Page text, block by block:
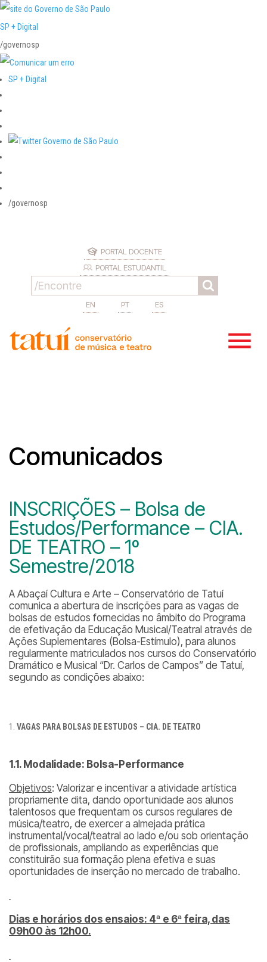
SP + Digital
/governosp
SP + Digital
/governosp
PORTAL DOCENTE
PORTAL ESTUDANTIL
EN PT ES
Comunicados
INSCRIÇÕES – Bolsa de
Estudos/Performance – CIA.
DE TEATRO – 1º
Semestre/2018
A Abaçaí Cultura e Arte – Conservatório de Tatuí
comunica a abertura de inscrições para as vagas de
bolsas de estudos fornecidas no âmbito do Programa
de efetivação da Educação Musical/Teatral através de
Ações Suplementares (Bolsa-Estímulo), para alunos
regularmente matriculados nos cursos do Conservatório
Dramático e Musical “Dr. Carlos de Campos” de Tatuí,
segundo as condições abaixo:
VAGAS PARA BOLSAS DE ESTUDOS – CIA. DE TEATRO
1.1. Modalidade: Bolsa-Performance
Objetivos: Valorizar e incentivar a atividade artística
propriamente dita, dando oportunidade aos alunos
talentosos que frequentam os cursos regulares de
música/teatro, de exercer a almejada prática
instrumental/vocal/teatral ao lado e/ou sob orientação
de profissionais, ampliando as experiências que
constituirão sua formação plena efetiva e suas
oportunidades de inserção no mercado de trabalho.
Dias e horários dos ensaios: 4ª e 6ª feira, das
09h00 às 12h00.